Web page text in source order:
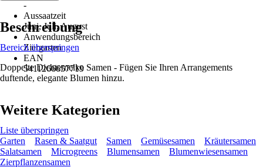
-
Aussaatzeit
Juni, Juli, August
Anwendungsbereich
Ziergarten
EAN
5411266657719
Beschreibung
Bereich überspringen
Doppelte Dichternelke Samen - Fügen Sie Ihren Arrangements
duftende, elegante Blumen hinzu.
Weitere Kategorien
Liste überspringen
Garten
Rasen & Saatgut Samen Gemüsesamen
Kräutersamen
Salatsamen
Microgreens Blumensamen
Blumenwiesensamen
Zierpflanzensamen